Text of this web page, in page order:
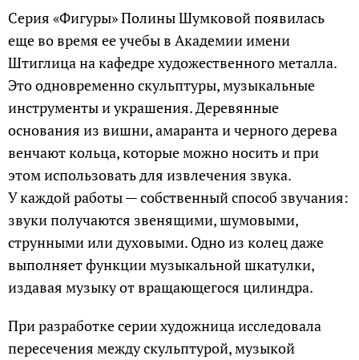
Серия «Фигуры» Полины Шумковой появилась
еще во время ее учебы в Академии имени
Штиглица на кафедре художественного металла.
Это одновременно скульптуры, музыкальные
инструменты и украшения. Деревянные
основания из вишни, амаранта и черного дерева
венчают кольца, которые можно носить и при
этом использовать для извлечения звука.
У каждой работы — собственный способ звучания:
звуки получаются звенящими, шумовыми,
струнными или духовыми. Одно из колец даже
выполняет функции музыкальной шкатулки,
издавая музыку от вращающегося цилиндра.
При разработке серии художница исследовала
пересечения между скульптурой, музыкой